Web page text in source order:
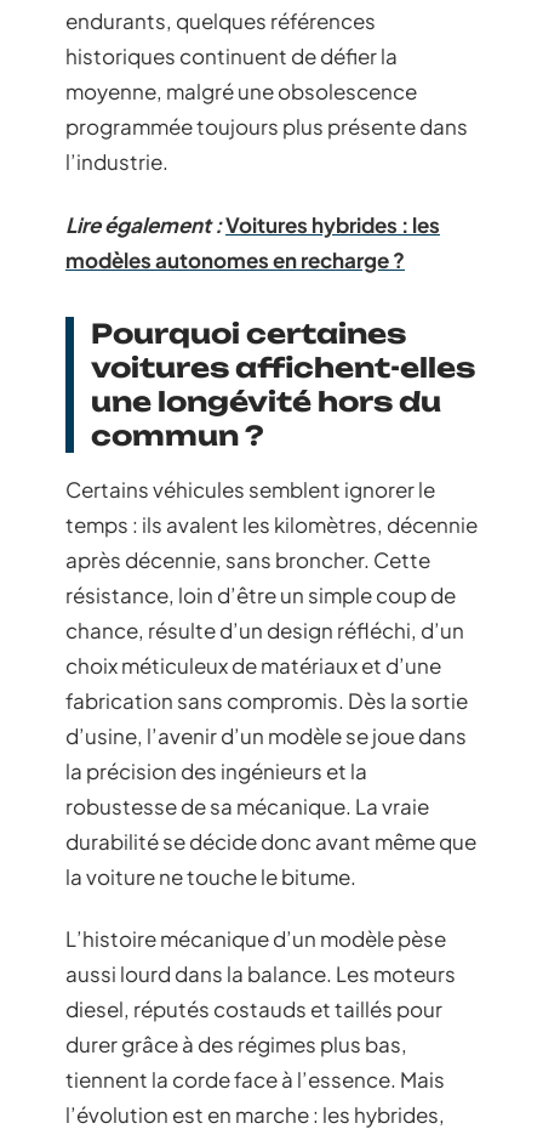
endurants, quelques références
historiques continuent de défier la
moyenne, malgré une obsolescence
programmée toujours plus présente dans
l’industrie.
Lire également :Voitures hybrides : les
modèles autonomes en recharge ?
Pourquoi certaines
voitures affichent-elles
une longévité hors du
commun ?
Certains véhicules semblent ignorer le
temps : ils avalent les kilomètres, décennie
après décennie, sans broncher. Cette
résistance, loin d’être un simple coup de
chance, résulte d’un design réfléchi, d’un
choix méticuleux de matériaux et d’une
fabrication sans compromis. Dès la sortie
d’usine, l’avenir d’un modèle se joue dans
la précision des ingénieurs et la
robustesse de sa mécanique. La vraie
durabilité se décide donc avant même que
la voiture ne touche le bitume.
L’histoire mécanique d’un modèle pèse
aussi lourd dans la balance. Les moteurs
diesel, réputés costauds et taillés pour
durer grâce à des régimes plus bas,
tiennent la corde face à l’essence. Mais
l’évolution est en marche : les hybrides,